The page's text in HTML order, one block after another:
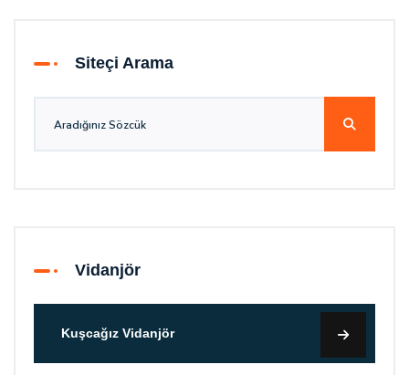
Siteçi Arama
Vidanjör
Kuşcağız Vidanjör